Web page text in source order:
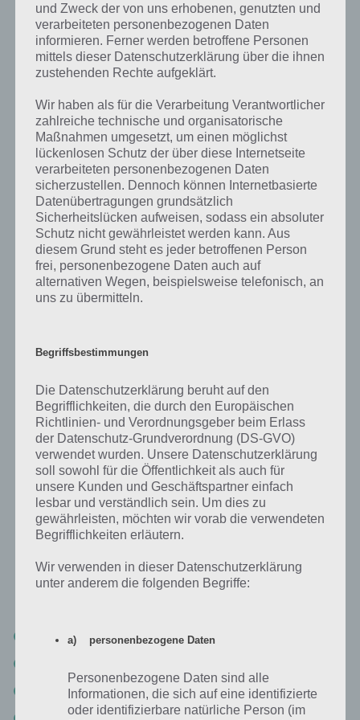
Häufig gestellte Fragen
Wirf einen Blick auf die Level, die häufig gestellt
worden sind
Suche über Buchstaben
Gib die Buchstaben ein, die dir zur Verfügung
stehen sowie die Anzahl der Buchstaben des
Lösungsworts
Zur 4 Bilder 1 Wort Lösungssuche
Auflistung der 4 Bilder 1 Wort Lösung
nach Level
unterschiedlicher Reihenfolge auftauchen, macht es Stand 2016
keinen Sinn mehr die Level seperat durchzugehen. Trotzdem wollen
Lösung Level 1 bis 203:Schaue in unseren
Lösung Level 348 bis 523:Schaue in unseren3. Teil zur Lösung
und Zweck der von uns erhobenen, genutzten und
verarbeiteten personenbezogenen Daten
informieren. Ferner werden betroffene Personen
mittels dieser Datenschutzerklärung über die ihnen
zustehenden Rechte aufgeklärt.
Wir haben als für die Verarbeitung Verantwortlicher
zahlreiche technische und organisatorische
Maßnahmen umgesetzt, um einen möglichst
lückenlosen Schutz der über diese Internetseite
verarbeiteten personenbezogenen Daten
sicherzustellen. Dennoch können Internetbasierte
Datenübertragungen grundsätzlich
Sicherheitslücken aufweisen, sodass ein absoluter
Schutz nicht gewährleistet werden kann. Aus
diesem Grund steht es jeder betroffenen Person
frei, personenbezogene Daten auch auf
alternativen Wegen, beispielsweise telefonisch, an
uns zu übermitteln.
Begriffsbestimmungen
Die Datenschutzerklärung beruht auf den
Begrifflichkeiten, die durch den Europäischen
Richtlinien- und Verordnungsgeber beim Erlass
der Datenschutz-Grundverordnung (DS-GVO)
verwendet wurden. Unsere Datenschutzerklärung
soll sowohl für die Öffentlichkeit als auch für
unsere Kunden und Geschäftspartner einfach
lesbar und verständlich sein. Um dies zu
gewährleisten, möchten wir vorab die verwendeten
Begrifflichkeiten erläutern.
Wir verwenden in dieser Datenschutzerklärung
unter anderem die folgenden Begriffe:
a) personenbezogene Daten
Personenbezogene Daten sind alle
Informationen, die sich auf eine identifizierte
oder identifizierbare natürliche Person (im